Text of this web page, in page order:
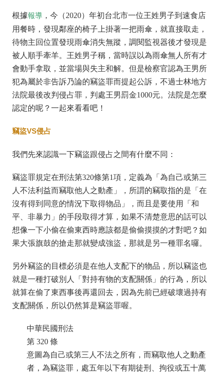
根據報導 ，今（2020）年初台北市一位王姓男子到速食店
用餐時，發現鄰座的椅子上掛著一把雨傘，就直接取走，
待物主回位置發現雨傘消失無蹤，調閱監視器後才發現是
被人順手牽羊。王姓男子稱，當時誤以為雨傘無人所有才
會動手拿取，並當場與失主和解。但是檢察官認為王男所
犯為屬於非告訴乃論的竊盜罪而提起公訴，不過士林地方
法院最後改判侵占罪，判處王男罰金1000元。法院是怎麼
認定的呢？一起來看看吧！
竊盜VS侵占
我們先來認識一下竊盜跟侵占之間有什麼不同：
竊盜罪規定在刑法第320條第1項，定義為「為自己或第三
人不法利益而竊取他人之動產」，所謂的竊取指的是「在
沒有得到同意的情況下取得物品」，而且是要使用「和
平、非暴力」的手段取得才算，如果不清楚意思的話可以
想像一下小偷在偷東西時應該都是偷偷摸摸的才對吧？如
果大張旗鼓的搶走那就變成強盜，那就是另一種罪名囉。
另外竊盜的目標必須是在他人支配下的物品，所以竊盜也
就是一種打破別人「對持有物的支配關係」的行為，所以
就算在偷了東西事後再還回去，因為先前已經破壞過持有
支配關係，所以仍然算是竊盜罪喔。
中華民國刑法
第 320 條
意圖為自己或第三人不法之所有，而竊取他人之動產
者，為竊盜罪，處五年以下有期徒刑、拘役或五十萬